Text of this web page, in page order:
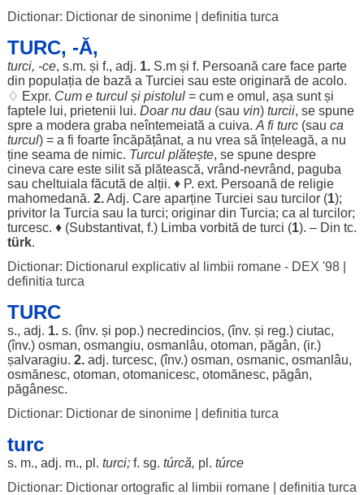
Dictionar: Dictionar de sinonime| definitia turca
TURC, -Ă,
turci, -ce, s.m. și f., adj. 1.S.m și f. Persoană care face parte
din populația de bază a Turciei sau este originară de acolo.
♢ Expr. Cume turculși pistolul= cume omul , așa suntși
faptelelui, prietenii lui. Doarnu dau(sau vin) turcii, se spune
sprea modera graba neîntemeiată a cuiva. A fi turc(sau ca
turcul) = a fi foarte încăpățânat, a nu vrea săînțeleagă, a nu
ține seama de nimic. Turcul plătește, se spune despre
cineva care este silitsă plătească, vrând-nevrând, paguba
sau cheltuiala făcută de alții. ♦ P. ext. Persoană de religie
mahomedană. 2.Adj. Care aparțineTurciei sau turcilor(1);
privitorla Turcia sau la turci; originardin Turcia; ca al turcilor;
turcesc. ♦ (Substantivat, f.) Limba vorbită de turci (1). – Din tc.
türk.
Dictionar: Dictionarul explicativ al limbii romane - DEX '98|
definitia turca
TURC
s., adj. 1.s. (înv. și pop.) necredincios, (înv. și reg.) ciutac,
(înv.) osman, osmangiu, osmanlâu, otoman, păgân, (ir.)
șalvaragiu. 2.adj. turcesc, (înv.) osman, osmanic, osmanlâu,
osmănesc, otoman, otomanicesc, otomănesc, păgân,
păgânesc.
Dictionar: Dictionar de sinonime| definitia turca
turc
s. m., adj. m., pl. turci;f. sg. túrcă, pl. túrce
Dictionar: Dictionar ortografic al limbii romane| definitia turca